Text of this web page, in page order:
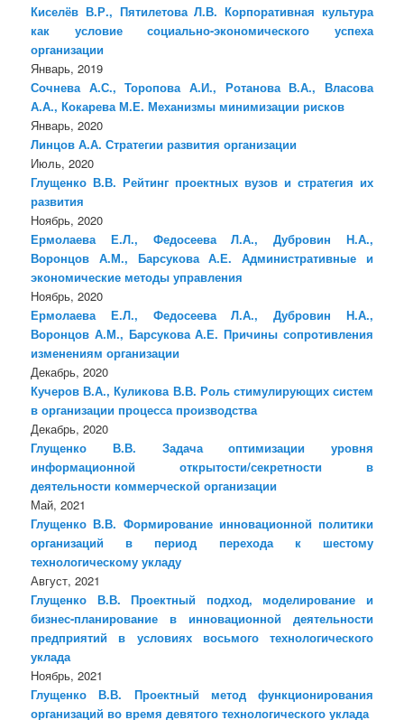
Киселёв В.Р., Пятилетова Л.В. Корпоративная культура
как условие социально-экономического успеха
организации
Январь, 2019
Сочнева А.С., Торопова А.И., Ротанова В.А., Власова
А.А., Кокарева М.Е. Механизмы минимизации рисков
Январь, 2020
Линцов А.А. Стратегии развития организации
Июль, 2020
Глущенко В.В. Рейтинг проектных вузов и стратегия их
развития
Ноябрь, 2020
Ермолаева Е.Л., Федосеева Л.А., Дубровин Н.А.,
Воронцов А.М., Барсукова А.Е. Административные и
экономические методы управления
Ноябрь, 2020
Ермолаева Е.Л., Федосеева Л.А., Дубровин Н.А.,
Воронцов А.М., Барсукова А.Е. Причины сопротивления
изменениям организации
Декабрь, 2020
Кучеров В.А., Куликова В.В. Роль стимулирующих систем
в организации процесса производства
Декабрь, 2020
Глущенко В.В. Задача оптимизации уровня
информационной открытости/секретности в
деятельности коммерческой организации
Май, 2021
Глущенко В.В. Формирование инновационной политики
организаций в период перехода к шестому
технологическому укладу
Август, 2021
Глущенко В.В. Проектный подход, моделирование и
бизнес-планирование в инновационной деятельности
предприятий в условиях восьмого технологического
уклада
Ноябрь, 2021
Глущенко В.В. Проектный метод функционирования
организаций во время девятого технологического уклада